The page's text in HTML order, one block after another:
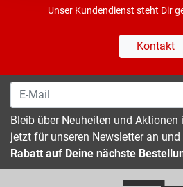
Unser Kundendienst steht Dir
Kontakt
Bleib über Neuheiten und
jetzt für unseren Newsletter an und
Rabatt auf Deine nächste